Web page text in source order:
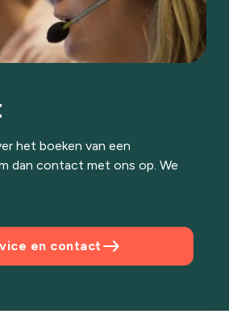
het boeken van een
dan contact met ons op. We
east
en contact